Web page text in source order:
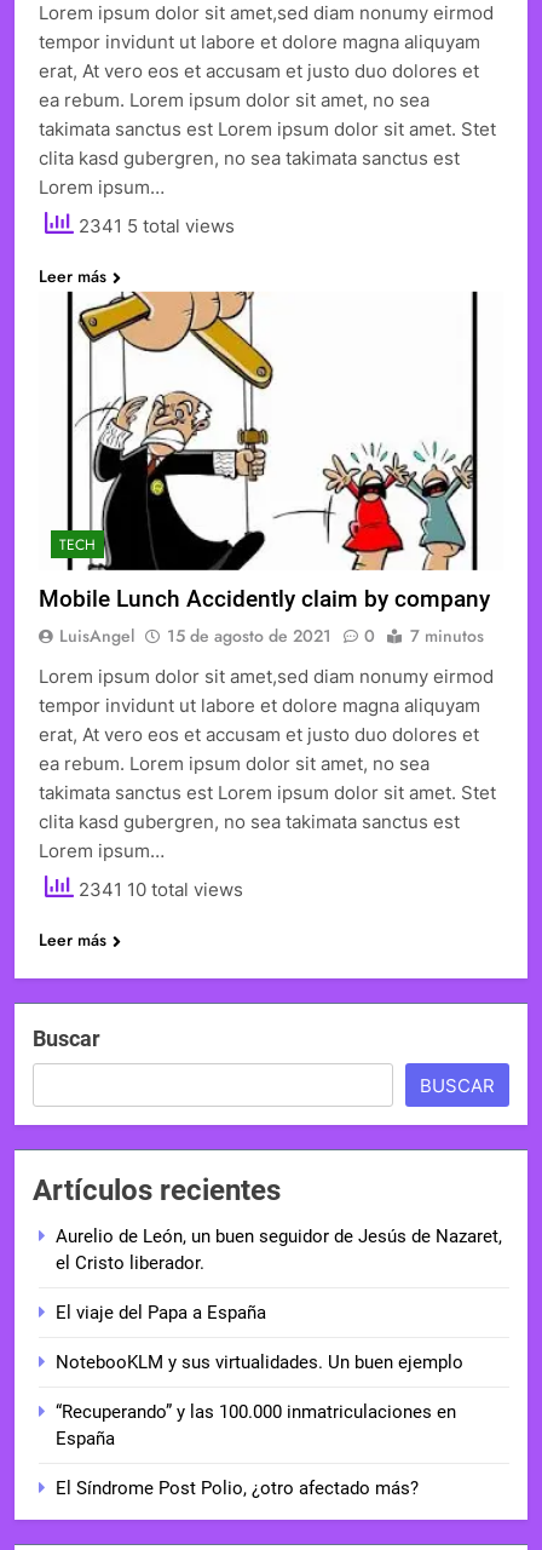
Lorem ipsum dolor sit amet,sed diam nonumy eirmod
tempor invidunt ut labore et dolore magna aliquyam
erat, At vero eos et accusam et justo duo dolores et
ea rebum. Lorem ipsum dolor sit amet, no sea
takimata sanctus est Lorem ipsum dolor sit amet. Stet
clita kasd gubergren, no sea takimata sanctus est
Lorem ipsum…
2341 5 total views
Leer más
TECH
Mobile Lunch Accidently claim by company
LuisAngel 15 de agosto de 2021 0 7 minutos
Lorem ipsum dolor sit amet,sed diam nonumy eirmod
tempor invidunt ut labore et dolore magna aliquyam
erat, At vero eos et accusam et justo duo dolores et
ea rebum. Lorem ipsum dolor sit amet, no sea
takimata sanctus est Lorem ipsum dolor sit amet. Stet
clita kasd gubergren, no sea takimata sanctus est
Lorem ipsum…
2341 10 total views
Leer más
Buscar
BUSCAR
Artículos recientes
Aurelio de León, un buen seguidor de Jesús de Nazaret,
el Cristo liberador.
El viaje del Papa a España
NotebooKLM y sus virtualidades. Un buen ejemplo
“Recuperando” y las 100.000 inmatriculaciones en
España
El Síndrome Post Polio, ¿otro afectado más?